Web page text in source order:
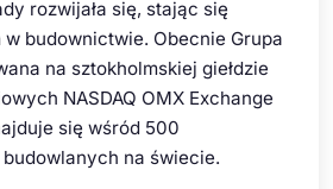
rozwijała się, stając się
budownictwie. Obecnie Grupa
na sztokholmskiej giełdzie
NASDAQ OMX Exchange
się wśród 500
na świecie.